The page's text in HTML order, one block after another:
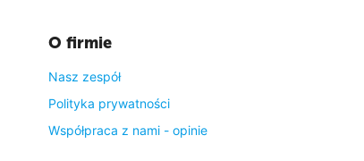
O firmie
Nasz zespół
Polityka prywatności
Współpraca z nami - opinie